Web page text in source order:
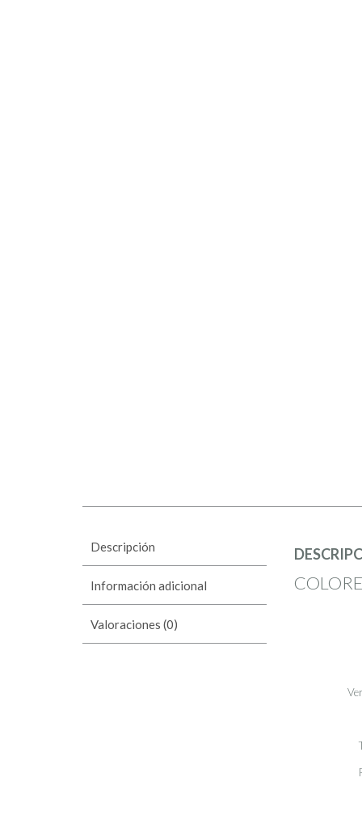
Descripción
Información adicional
Valoraciones (0)